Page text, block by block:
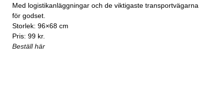
Med logistikanläggningar och de viktigaste transportvägarna
för godset.
Storlek: 96×68 cm
Pris: 99 kr.
Beställ här